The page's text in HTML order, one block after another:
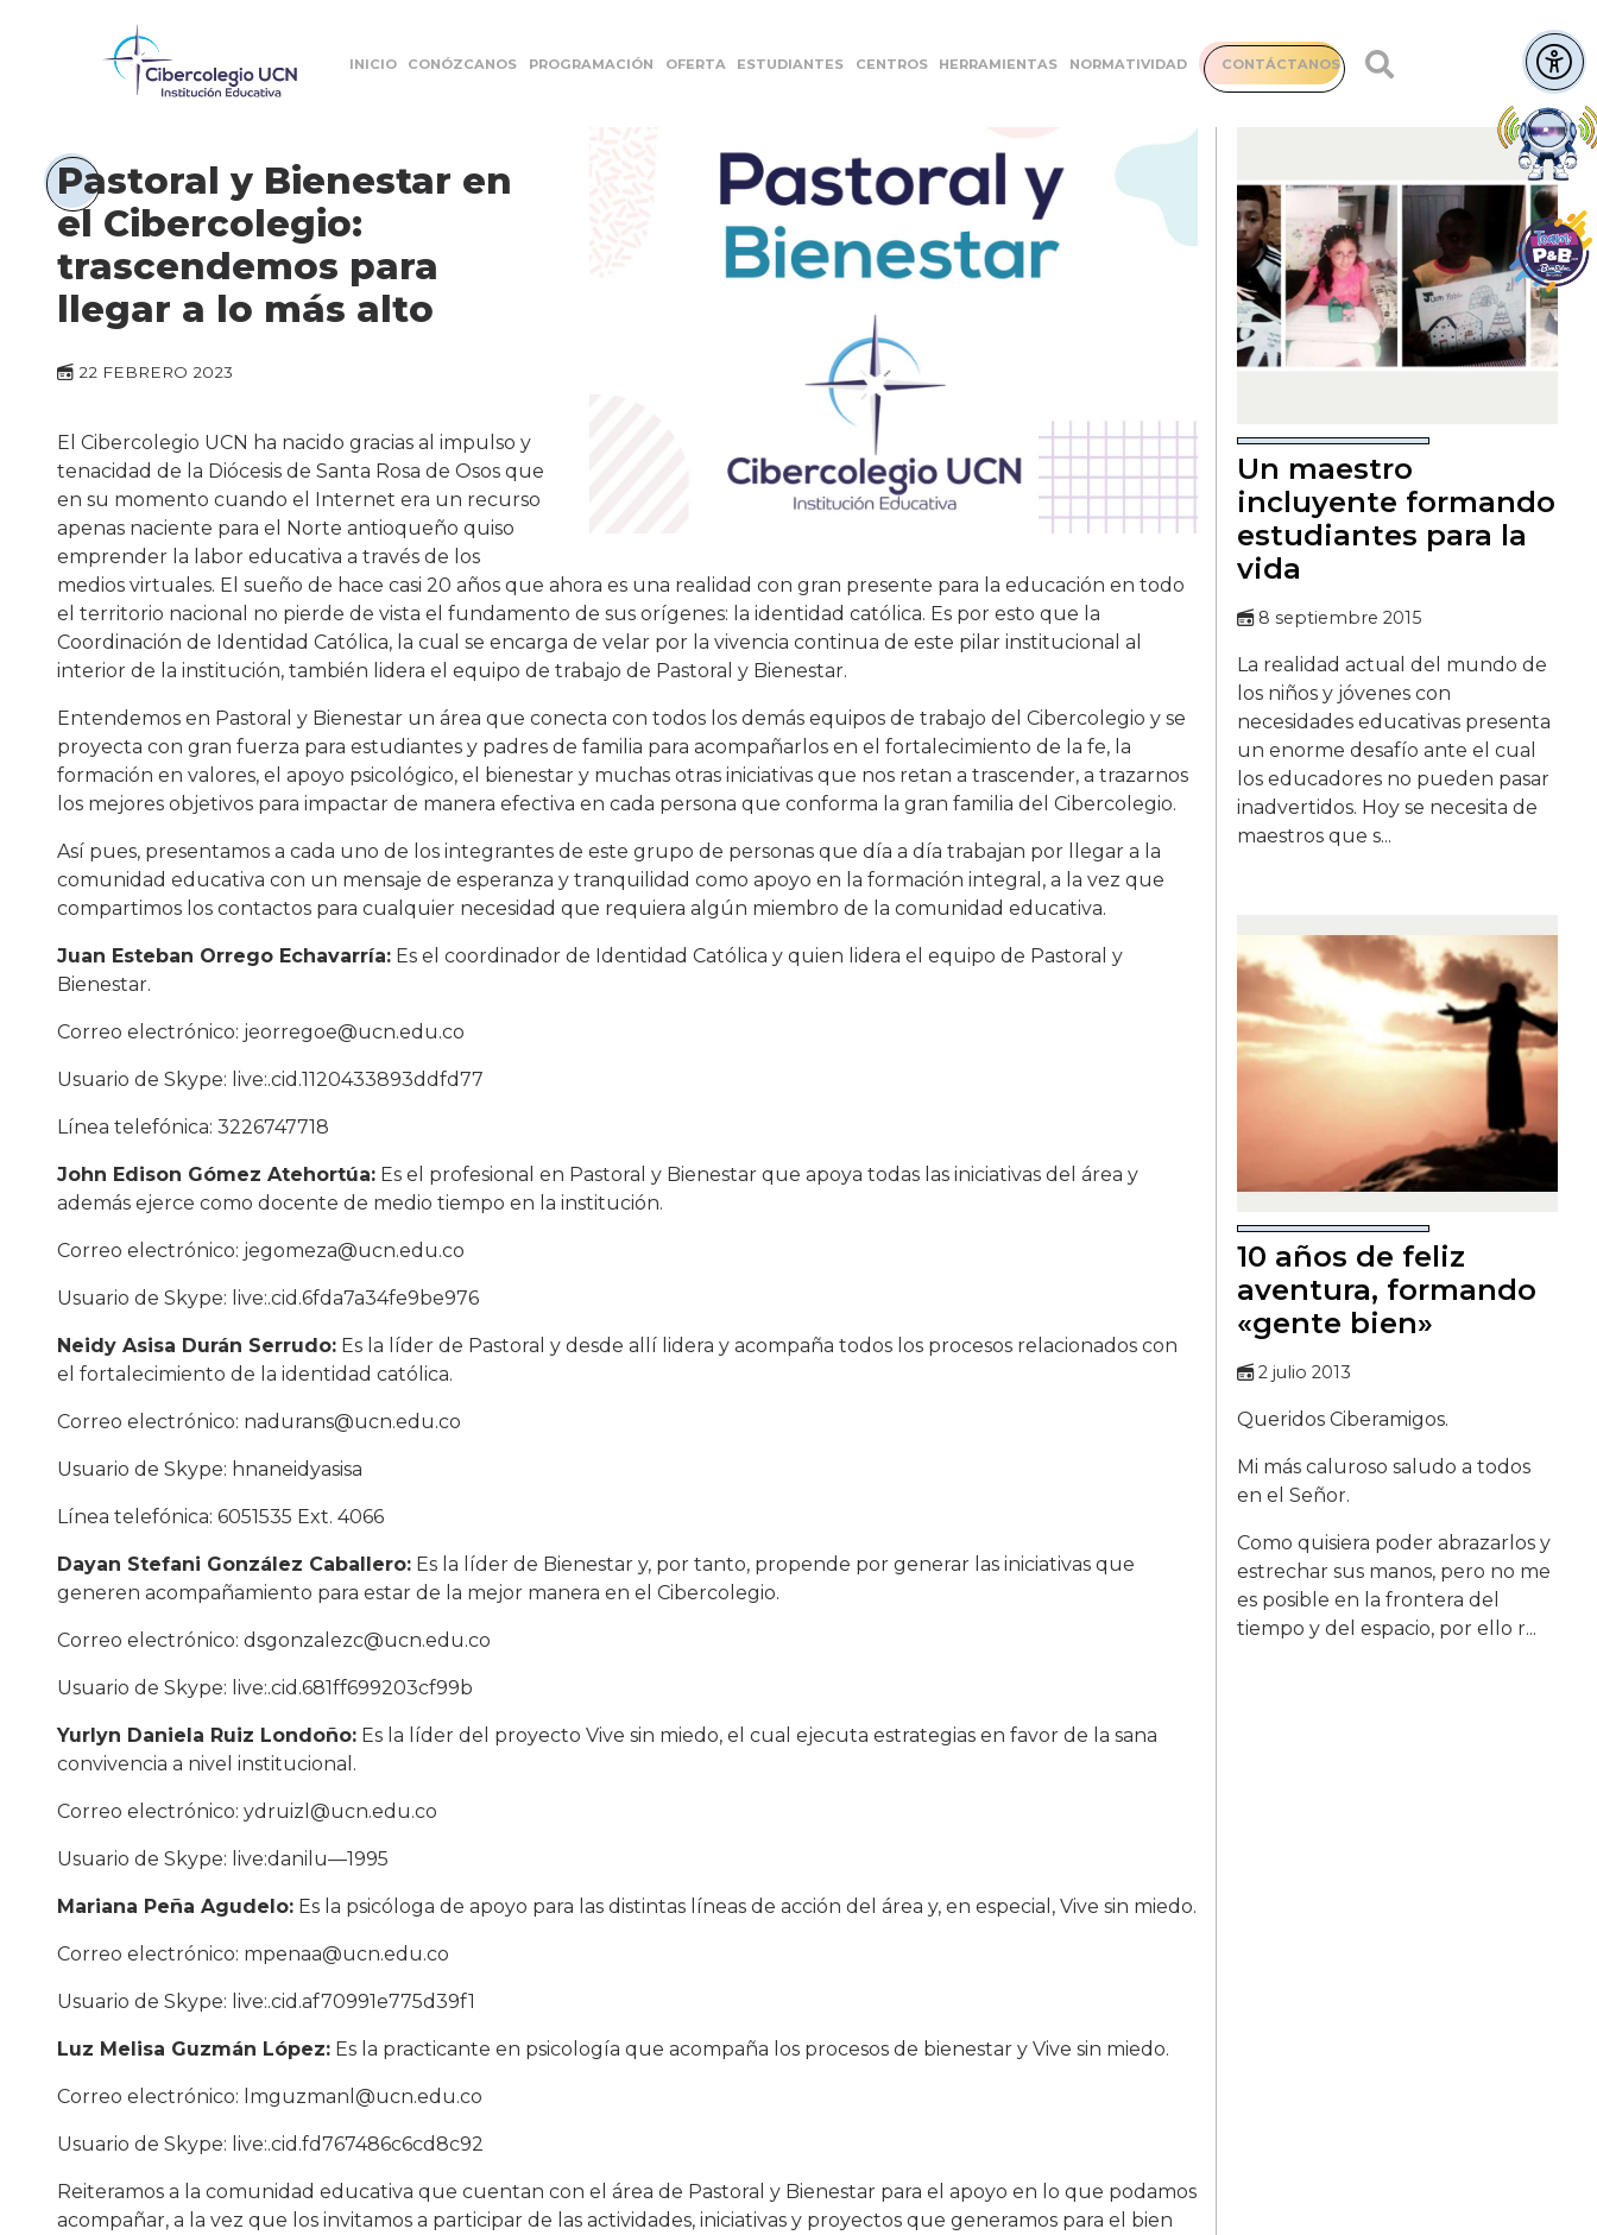
INICIO CONÓZCANOS PROGRAMACIÓN OFERTA ESTUDIANTES CENTROS HERRAMIENTAS NORMATIVIDAD CONTÁCTANOS
Pastoral y Bienestar en
el Cibercolegio:
trascendemos para
llegar a lo más alto
22 FEBRERO 2023
El Cibercolegio UCN ha nacido gracias al impulso y
tenacidad de la Diócesis de Santa Rosa de Osos que
en su momento cuando el Internet era un recurso
apenas naciente para el Norte antioqueño quiso
emprender la labor educativa a través de los
medios virtuales. El sueño de hace casi 20 años que ahora es una realidad con gran presente para la educación en todo
el territorio nacional no pierde de vista el fundamento de sus orígenes: la identidad católica. Es por esto que la
Coordinación de Identidad Católica, la cual se encarga de velar por la vivencia continua de este pilar institucional al
interior de la institución, también lidera el equipo de trabajo de Pastoral y Bienestar.
Entendemos en Pastoral y Bienestar un área que conecta con todos los demás equipos de trabajo del Cibercolegio y se
proyecta con gran fuerza para estudiantes y padres de familia para acompañarlos en el fortalecimiento de la fe, la
formación en valores, el apoyo psicológico, el bienestar y muchas otras iniciativas que nos retan a trascender, a trazarnos
los mejores objetivos para impactar de manera efectiva en cada persona que conforma la gran familia del Cibercolegio.
Así pues, presentamos a cada uno de los integrantes de este grupo de personas que día a día trabajan por llegar a la
comunidad educativa con un mensaje de esperanza y tranquilidad como apoyo en la formación integral, a la vez que
compartimos los contactos para cualquier necesidad que requiera algún miembro de la comunidad educativa.
Juan Esteban Orrego Echavarría: Es el coordinador de Identidad Católica y quien lidera el equipo de Pastoral y
Bienestar.
Correo electrónico: jeorregoe@ucn.edu.co
Usuario de Skype: live:.cid.1120433893ddfd77
Línea telefónica: 3226747718
John Edison Gómez Atehortúa: Es el profesional en Pastoral y Bienestar que apoya todas las iniciativas del área y
además ejerce como docente de medio tiempo en la institución.
Correo electrónico: jegomeza@ucn.edu.co
Usuario de Skype: live:.cid.6fda7a34fe9be976
Neidy Asisa Durán Serrudo: Es la líder de Pastoral y desde allí lidera y acompaña todos los procesos relacionados con
el fortalecimiento de la identidad católica.
Correo electrónico: nadurans@ucn.edu.co
Usuario de Skype: hnaneidyasisa
Línea telefónica: 6051535 Ext. 4066
Dayan Stefani González Caballero: Es la líder de Bienestar y, por tanto, propende por generar las iniciativas que
generen acompañamiento para estar de la mejor manera en el Cibercolegio.
Correo electrónico: dsgonzalezc@ucn.edu.co
Usuario de Skype: live:.cid.681ff699203cf99b
Yurlyn Daniela Ruiz Londoño: Es la líder del proyecto Vive sin miedo, el cual ejecuta estrategias en favor de la sana
convivencia a nivel institucional.
Correo electrónico: ydruizl@ucn.edu.co
Usuario de Skype: live:danilu—1995
Mariana Peña Agudelo: Es la psicóloga de apoyo para las distintas líneas de acción del área y, en especial, Vive sin miedo.
Correo electrónico: mpenaa@ucn.edu.co
Usuario de Skype: live:.cid.af70991e775d39f1
Luz Melisa Guzmán López: Es la practicante en psicología que acompaña los procesos de bienestar y Vive sin miedo.
Correo electrónico: lmguzmanl@ucn.edu.co
Usuario de Skype: live:.cid.fd767486c6cd8c92
Reiteramos a la comunidad educativa que cuentan con el área de Pastoral y Bienestar para el apoyo en lo que podamos
acompañar, a la vez que los invitamos a participar de las actividades, iniciativas y proyectos que generamos para el bien
Un maestro
incluyente formando
estudiantes para la
vida
8 septiembre 2015
La realidad actual del mundo de
los niños y jóvenes con
necesidades educativas presenta
un enorme desafío ante el cual
los educadores no pueden pasar
inadvertidos. Hoy se necesita de
maestros que s...
10 años de feliz
aventura, formando
«gente bien»
2 julio 2013
Queridos Ciberamigos.
Mi más caluroso saludo a todos
en el Señor.
Como quisiera poder abrazarlos y
estrechar sus manos, pero no me
es posible en la frontera del
tiempo y del espacio, por ello r...